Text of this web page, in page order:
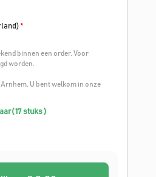
*
binnen een order. Voor
worden.
U bent welkom in onze
( 17 stuks )